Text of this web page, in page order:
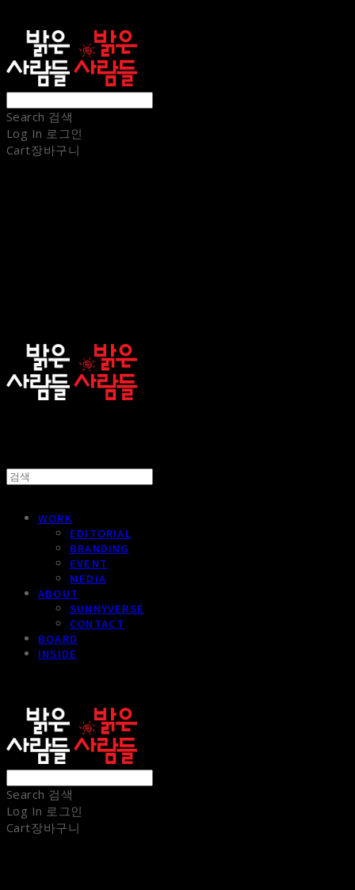
Search 검색
Log In 로그인
Cart장바구니
WORK
EDITORIAL
BRANDING
EVENT
MEDIA
ABOUT
SUNNYVERSE
CONTACT
BOARD
INSIDE
Search 검색
Log In 로그인
Cart장바구니